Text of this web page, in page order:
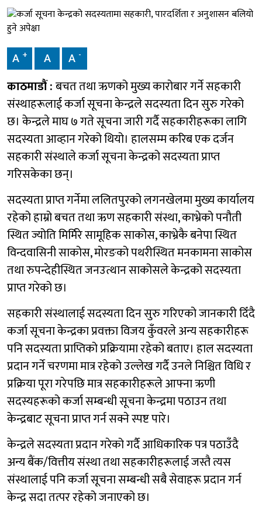
A + A A -
काठमाडौं :बचत तथा ऋणको मुख्य कारोबार गर्ने सहकारी
संस्थाहरूलाई कर्जा सूचना केन्द्रले सदस्यता दिन सुरु गरेको
छ। केन्द्रले माघ ७ गते सूचना जारी गर्दै सहकारीहरूका लागि
सदस्यता आव्हान गरेको थियो। हालसम्म करिब एक दर्जन
सहकारी संस्थाले कर्जा सूचना केन्द्रको सदस्यता प्राप्त
गरिसकेका छन्।
सदस्यता प्राप्त गर्नेमा ललितपुरको लगनखेलमा मुख्य कार्यालय
रहेको हाम्रो बचत तथा ऋण सहकारी संस्था, काभ्रेको पनौती
स्थित ज्योति मिर्मिरे सामूहिक साकोस, काभ्रेकै बनेपा स्थित
विन्दवासिनी साकोस, मोरङको पथरीस्थित मनकामना साकोस
तथा रुपन्देहीस्थित जनउत्थान साकोसले केन्द्रको सदस्यता
प्राप्त गरेको छ।
सहकारी संस्थालाई सदस्यता दिन सुरु गरिएको जानकारी दिँदै
कर्जा सूचना केन्द्रका प्रवक्ता विजय कुँवरले अन्य सहकारीहरू
पनि सदस्यता प्राप्तिको प्रक्रियामा रहेको बताए। हाल सदस्यता
प्रदान गर्ने चरणमा मात्र रहेको उल्लेख गर्दै उनले निश्चित विधि र
प्रक्रिया पूरा गरेपछि मात्र सहकारीहरूले आफ्ना ऋणी
सदस्यहरूको कर्जा सम्बन्धी सूचना केन्द्रमा पठाउन तथा
केन्द्रबाट सूचना प्राप्त गर्न सक्ने स्पष्ट पारे।
केन्द्रले सदस्यता प्रदान गरेको गर्दै आधिकारिक पत्र पठाउँदै
अन्य बैंक/वित्तीय संस्था तथा सहकारीहरूलाई जस्तै त्यस
संस्थालाई पनि कर्जा सूचना सम्बन्धी सबै सेवाहरू प्रदान गर्न
केन्द्र सदा तत्पर रहेको जनाएको छ।